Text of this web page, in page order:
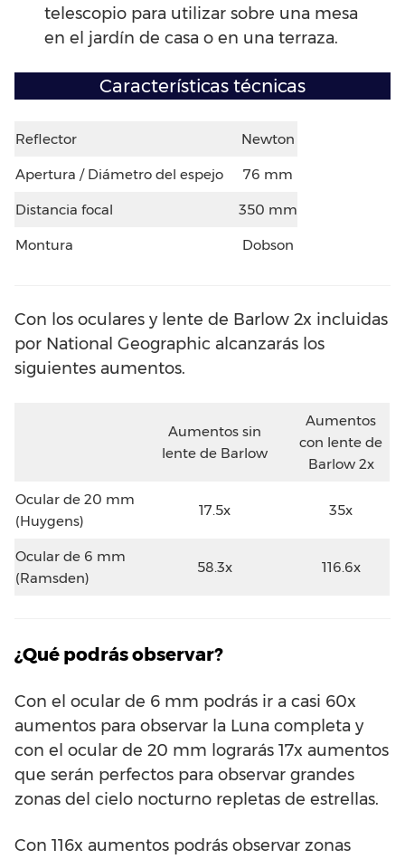
telescopio para utilizar sobre una mesa
en el jardín de casa o en una terraza.
Características técnicas
Reflector Newton
Apertura / Diámetro del espejo 76 mm
Distancia focal 350 mm
Montura Dobson
Con los oculares y lente de Barlow 2x incluidas
por National Geographic alcanzarás los
siguientes aumentos.
Aumentos sin
lente de Barlow
Aumentos
con lente de
Barlow 2x
Ocular de 20 mm
(Huygens)
17.5x 35x
Ocular de 6 mm
(Ramsden)
58.3x 116.6x
¿Qué podrás observar?
Con el ocular de 6 mm podrás ir a casi 60x
aumentos para observar la Luna completa y
con el ocular de 20 mm lograrás 17x aumentos
que serán perfectos para observar grandes
zonas del cielo nocturno repletas de estrellas.
Con 116x aumentos podrás observar zonas